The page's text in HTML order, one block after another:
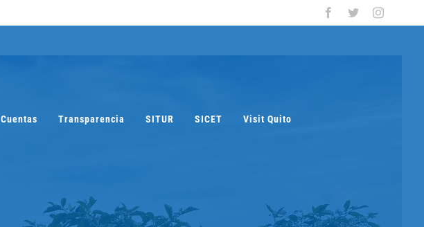
Facebook
Twitter
Transparencia SITUR SICET Visit Quito